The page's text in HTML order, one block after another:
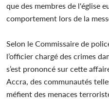
que des membres de l'église
comportement lors de la
Selon le Commissaire de
l’officier chargé des crimes
s’est prononcé sur cette
Accra, des communautés
méfient des menaces